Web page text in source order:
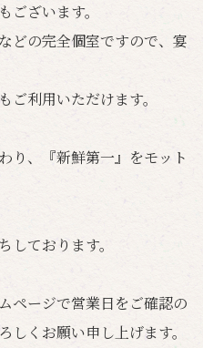
ございます。
どの完全個室ですので、宴
利用いただけます。
り、『新鮮第一』をモット
ております。
ページで営業日をご確認の
しくお願い申し上げます。